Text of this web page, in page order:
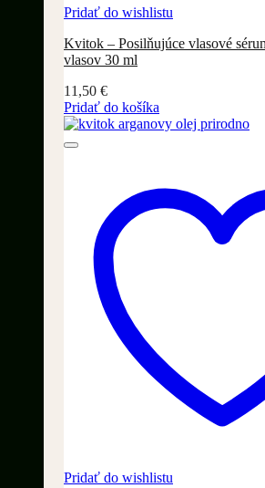
Pridať do wishlistu
Kvitok – Posilňujúce vlasové
vlasov 30 ml
11,50 €
Pridať do košíka
Pridať do wishlistu